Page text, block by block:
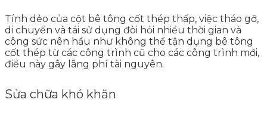
Tính dẻo của cột bê tông cốt thép thấp, việc tháo gỡ,
di chuyển và tái sử dụng đòi hỏi nhiều thời gian và
công sức nên hầu như không thể tận dụng bê tông
cốt thép từ các công trình cũ cho các công trình mới,
điều này gây lãng phí tài nguyên.
Sửa chữa khó khăn